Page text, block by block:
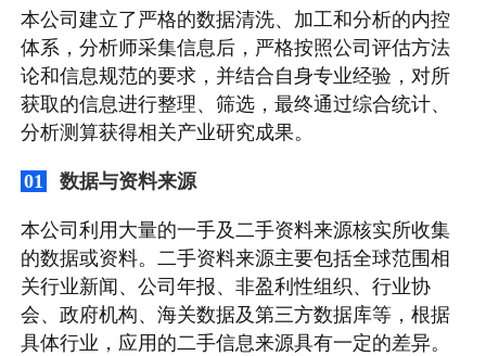
本公司建立了严格的数据清洗、加工和分析的内控
体系，分析师采集信息后，严格按照公司评估方法
论和信息规范的要求，并结合自身专业经验，对所
获取的信息进行整理、筛选，最终通过综合统计、
分析测算获得相关产业研究成果。
01 数据与资料来源
本公司利用大量的一手及二手资料来源核实所收集
的数据或资料。二手资料来源主要包括全球范围相
关行业新闻、公司年报、非盈利性组织、行业协
会、政府机构、海关数据及第三方数据库等，根据
具体行业，应用的二手信息来源具有一定的差异。